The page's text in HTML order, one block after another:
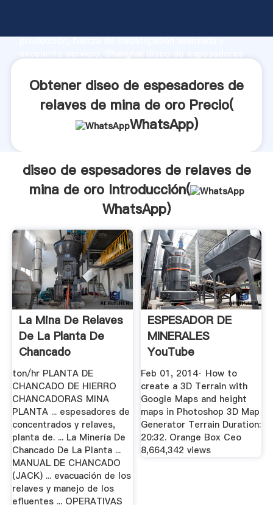
producción, fuerza de investigación avanzada y
aporta valores a todos los clientes.
Obtener diseo de espesadores de
relaves de mina de oro Precio(
WhatsApp)
diseo de espesadores de relaves de
mina de oro Introducción(
WhatsApp)
La Mina De Relaves
De La Planta De
Chancado
ton/hr PLANTA DE
CHANCADO DE HIERRO
CHANCADORAS MINA
PLANTA ... espesadores de
concentrados y relaves,
planta de. ... La Minería De
Chancado De La Planta ...
MANUAL DE CHANCADO
(JACK) ... evacuación de los
relaves y manejo de los
efluentes ... OPERATIVAS
ESPESADOR DE
MINERALES
YouTube
Feb 01, 2014· How to
create a 3D Terrain with
Google Maps and height
maps in Photoshop 3D Map
Generator Terrain Duration:
20:32. Orange Box Ceo
8,664,342 views